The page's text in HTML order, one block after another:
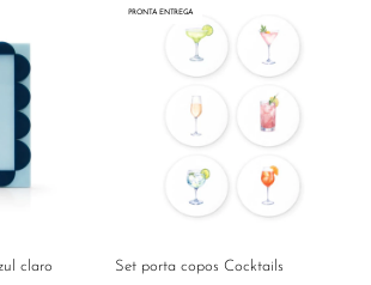
claro
PRONTA ENTREGA
Set porta copos Cocktails